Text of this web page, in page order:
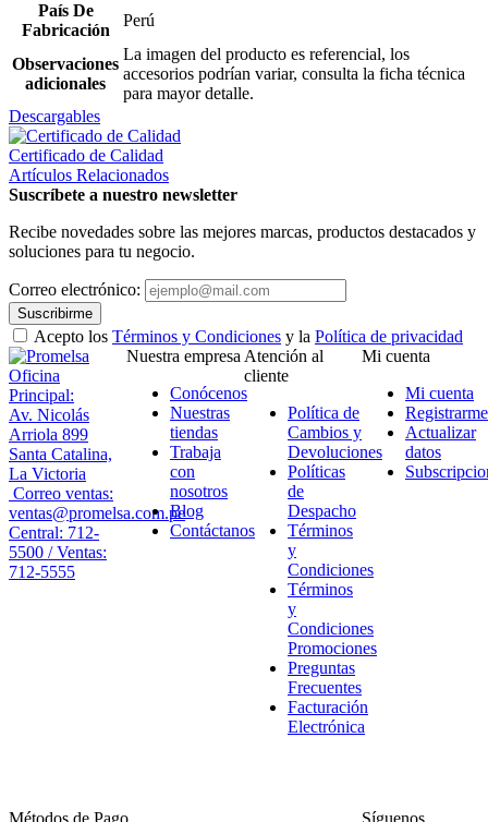
País De
Fabricación
Perú
Observaciones
adicionales
La imagen del producto es referencial, los
accesorios podrían variar, consulta la ficha técnica
para mayor detalle.
Descargables
Certificado de Calidad
Artículos Relacionados
Suscríbete a nuestro newsletter
Recibe novedades sobre las mejores marcas, productos destacados y
soluciones para tu negocio.
Correo electrónico:
Suscribirme
Acepto los Términos y Condiciones y la Política de privacidad
Oficina
Principal:
Av. Nicolás
Arriola 899
Santa Catalina,
La Victoria
Correo ventas:
ventas@promelsa.com.pe
Central: 712-
5500 / Ventas:
712-5555
Nuestra empresa
Conócenos
Nuestras
tiendas
Trabaja
con
nosotros
Blog
Contáctanos
Atención al
cliente
Política de
Cambios y
Devoluciones
Políticas
de
Despacho
Términos
y
Condiciones
Términos
y
Condiciones
Promociones
Preguntas
Frecuentes
Facturación
Electrónica
Mi cuenta
Mi cuenta
Registrarme
Actualizar
datos